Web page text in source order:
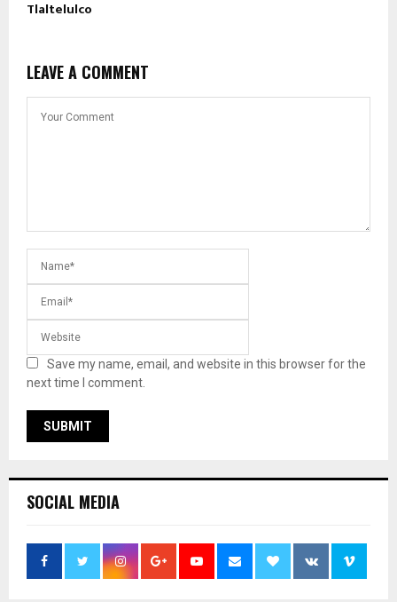
Tlaltelulco
LEAVE A COMMENT
Save my name, email, and website in this browser for the
next time I comment.
SOCIAL MEDIA